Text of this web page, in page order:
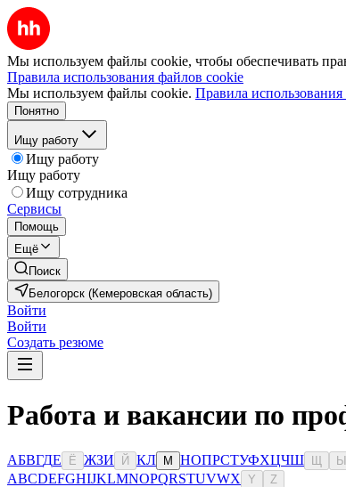
Мы используем файлы cookie, чтобы обеспечивать
Правила использования файлов cookie
Мы используем файлы cookie. Правила
Понятно
Ищу работу
Ищу работу
Ищу работу
Ищу сотрудника
Сервисы
Помощь
Ещё
Поиск
Белогорск (Кемеровская область)
Войти
Войти
Создать резюме
Работа и вакансии по
АБВГДЕ Ё ЖЗИ Й КЛ М НОПРСТУФХЦЧШ Ы
ABCDEFGHIJKLMNOPQRSTUVWX Y Z